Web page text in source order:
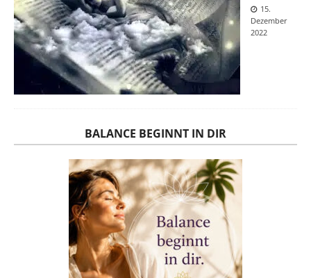
15.
Dezember
2022
BALANCE BEGINNT IN DIR